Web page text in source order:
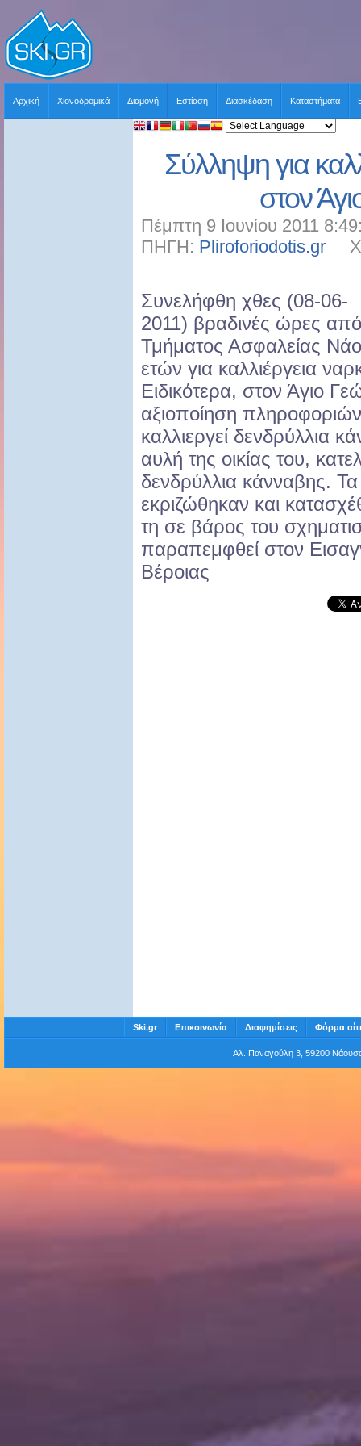
Αρχική Χιονοδρομικά Διαμονή Εστίαση Διασκέδαση Καταστήματα
Σύλληψη για
στον
Πέμπτη 9 Ιουνίου 2011
ΠΗΓΗ: Pliroforiodotis.gr
Συνελήφθη χθες (08-06-
2011) βραδινές ώρες
Τμήματος Ασφαλείας
ετών για καλλιέργεια
Ειδικότερα, στον Άγιο
αξιοποίηση πληροφοριών
καλλιεργεί δενδρύλλια
αυλή της οικίας του,
δενδρύλλια κάνναβης.
εκριζώθηκαν και
τη σε βάρος του
παραπεμφθεί στον
Βέροιας
Ski.gr Επικοινωνία Διαφημίσεις Φόρμα
Αλ. Παναγούλη 3, 59200